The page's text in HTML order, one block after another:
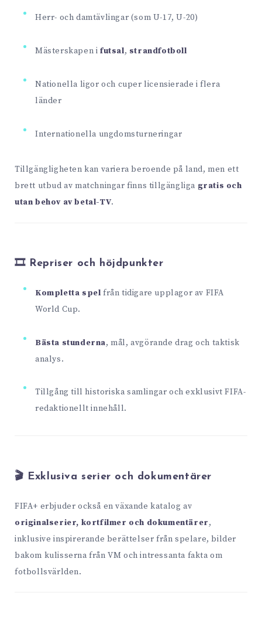
Herr- och damtävlingar (som U-17, U-20)
Mästerskapen i futsal, strandfotboll
Nationella ligor och cuper licensierade i flera
länder
Internationella ungdomsturneringar
Tillgängligheten kan variera beroende på land, men ett
brett utbud av matchningar finns tillgängliga gratis och
utan behov av betal-TV.
🎞 Repriser och höjdpunkter
Kompletta spel från tidigare upplagor av FIFA
World Cup.
Bästa stunderna, mål, avgörande drag och taktisk
analys.
Tillgång till historiska samlingar och exklusivt FIFA-
redaktionellt innehåll.
🎬 Exklusiva serier och dokumentärer
FIFA+ erbjuder också en växande katalog av
originalserier, kortfilmer och dokumentärer,
inklusive inspirerande berättelser från spelare, bilder
bakom kulisserna från VM och intressanta fakta om
fotbollsvärlden.